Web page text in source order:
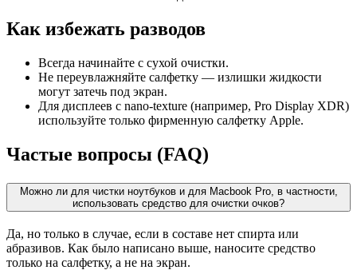
Как избежать разводов
Всегда начинайте с сухой очистки.
Не переувлажняйте салфетку — излишки жидкости
могут затечь под экран.
Для дисплеев с nano-texture (например, Pro Display XDR)
используйте только фирменную салфетку Apple.
Частые вопросы (FAQ)
Можно ли для чистки ноутбуков и для Macbook Pro, в частности,
использовать средство для очистки очков?
Да, но только в случае, если в составе нет спирта или
абразивов. Как было написано выше, наносите средство
только на салфетку, а не на экран.